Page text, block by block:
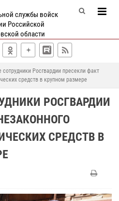
службы войск
Российской
области
сотрудники Росгвардии пресекли факт
средств в крупном размере
РОСГВАРДИИ
СРЕДСТВ В